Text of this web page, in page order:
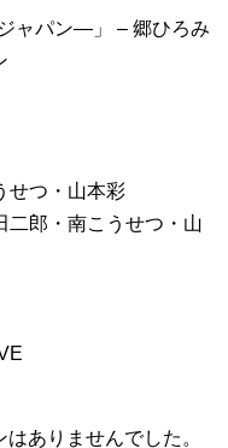
ャパン―」 – 郷ひろみ
せつ・山本彩
二郎・南こうせつ・山
ありませんでした。